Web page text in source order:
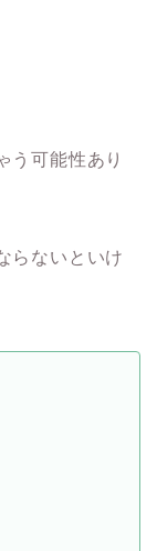
う可能性あり
らないといけ